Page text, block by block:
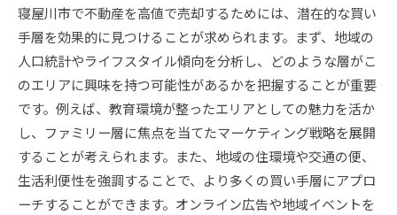
寝屋川市で不動産を高値で売却するためには、潜在的な買い
手層を効果的に見つけることが求められます。まず、地域の
人口統計やライフスタイル傾向を分析し、どのような層がこ
のエリアに興味を持つ可能性があるかを把握することが重要
です。例えば、教育環境が整ったエリアとしての魅力を活か
し、ファミリー層に焦点を当てたマーケティング戦略を展開
することが考えられます。また、地域の住環境や交通の便、
生活利便性を強調することで、より多くの買い手層にアプロ
ーチすることができます。オンライン広告や地域イベントを